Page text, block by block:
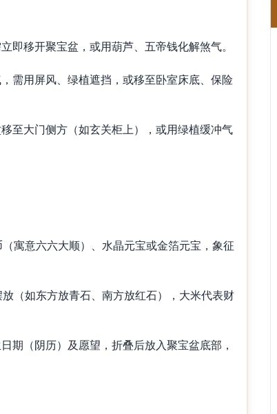
移开聚宝盆，或用葫芦、五帝钱化解煞气。
用屏风、绿植遮挡，或移至卧室床底、保险
大门侧方（如玄关柜上），或用绿植缓冲气
意六六大顺）、水晶元宝或金箔元宝，象征
如东方放青石、南方放红石），大米代表财
（阴历）及愿望，折叠后放入聚宝盆底部，